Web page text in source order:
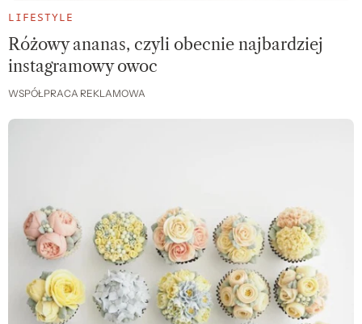
LIFESTYLE
Różowy ananas, czyli obecnie najbardziej
instagramowy owoc
WSPÓŁPRACA REKLAMOWA